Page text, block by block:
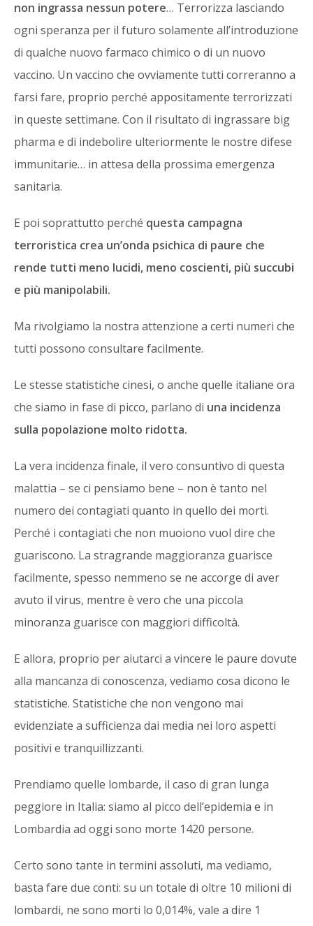
non ingrassa nessun potere… Terrorizza lasciando
ogni speranza per il futuro solamente all’introduzione
di qualche nuovo farmaco chimico o di un nuovo
vaccino. Un vaccino che ovviamente tutti correranno a
farsi fare, proprio perché appositamente terrorizzati
in queste settimane. Con il risultato di ingrassare big
pharma e di indebolire ulteriormente le nostre difese
immunitarie… in attesa della prossima emergenza
sanitaria.
E poi soprattutto perché questa campagna
terroristica crea un’onda psichica di paure che
rende tutti meno lucidi, meno coscienti, più succubi
e più manipolabili.
Ma rivolgiamo la nostra attenzione a certi numeri che
tutti possono consultare facilmente.
Le stesse statistiche cinesi, o anche quelle italiane ora
che siamo in fase di picco, parlano di una incidenza
sulla popolazione molto ridotta.
La vera incidenza finale, il vero consuntivo di questa
malattia – se ci pensiamo bene – non è tanto nel
numero dei contagiati quanto in quello dei morti.
Perché i contagiati che non muoiono vuol dire che
guariscono. La stragrande maggioranza guarisce
facilmente, spesso nemmeno se ne accorge di aver
avuto il virus, mentre è vero che una piccola
minoranza guarisce con maggiori difficoltà.
E allora, proprio per aiutarci a vincere le paure dovute
alla mancanza di conoscenza, vediamo cosa dicono le
statistiche. Statistiche che non vengono mai
evidenziate a sufficienza dai media nei loro aspetti
positivi e tranquillizzanti.
Prendiamo quelle lombarde, il caso di gran lunga
peggiore in Italia: siamo al picco dell’epidemia e in
Lombardia ad oggi sono morte 1420 persone.
Certo sono tante in termini assoluti, ma vediamo,
basta fare due conti: su un totale di oltre 10 milioni di
lombardi, ne sono morti lo 0,014%, vale a dire 1